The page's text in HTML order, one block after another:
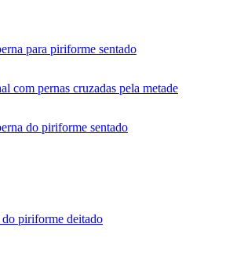
para piriforme sentado
com pernas cruzadas pela metade
do piriforme sentado
piriforme deitado